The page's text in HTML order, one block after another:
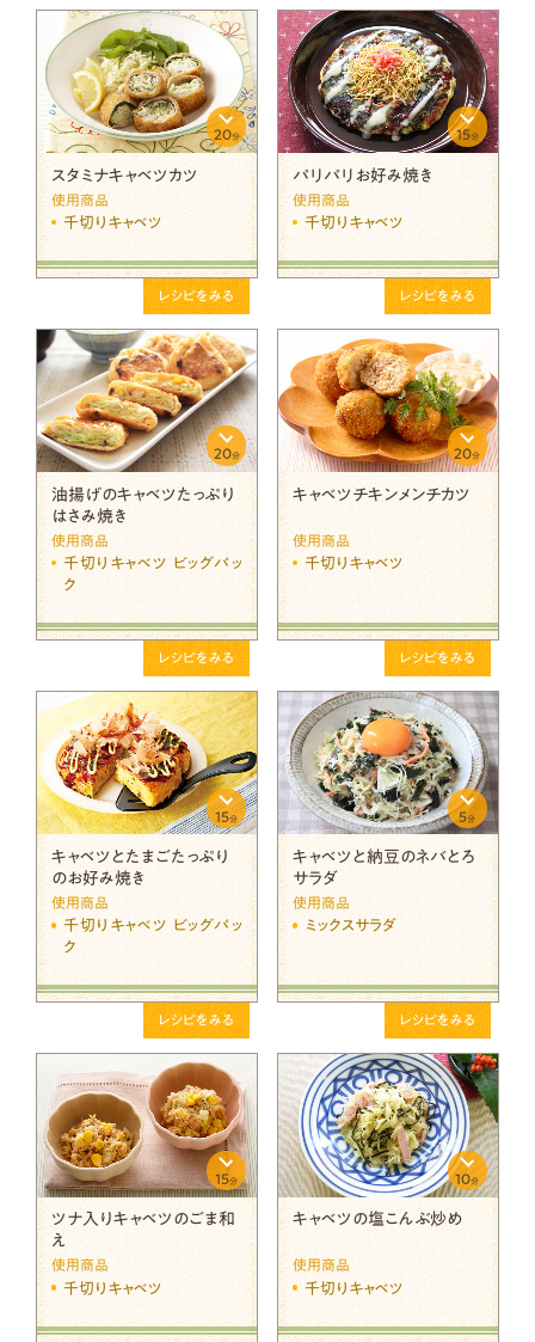
スタミナキャベツカツ
20分
使用商品
千切りキャベツ
レシピをみる
パリパリお好み焼き
15分
使用商品
千切りキャベツ
レシピをみる
油揚げのキャベツたっぷり
はさみ焼き
20分
使用商品
千切りキャベツ ビッグパッ
ク
レシピをみる
キャベツチキンメンチカツ
20分
使用商品
千切りキャベツ
レシピをみる
キャベツとたまごたっぷり
のお好み焼き
15分
使用商品
千切りキャベツ ビッグパッ
ク
レシピをみる
キャベツと納豆のネバとろ
サラダ
5分
使用商品
ミックスサラダ
レシピをみる
ツナ入りキャベツのごま和
え
15分
使用商品
千切りキャベツ
キャベツの塩こんぶ炒め
10分
使用商品
千切りキャベツ